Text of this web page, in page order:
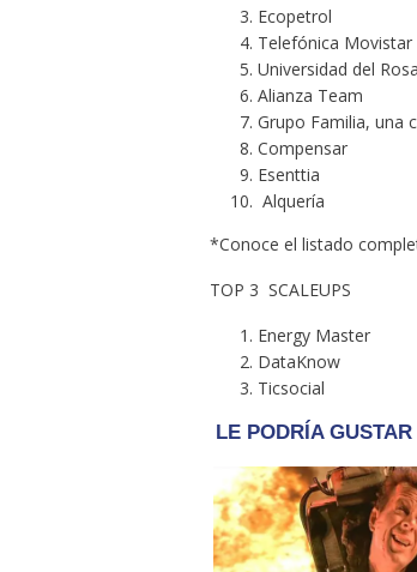
Ecopetrol
Telefónica Movistar
Universidad del
Alianza Team
Grupo Familia, una
Compensar
Esenttia
Alquería
*Conoce el listado
TOP 3 SCALEUPS
Energy Master
DataKnow
Ticsocial